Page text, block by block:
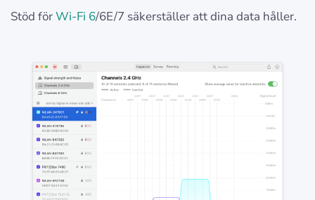
Stöd förWi-Fi 6/6E/7 säkerställer att dina data håller.